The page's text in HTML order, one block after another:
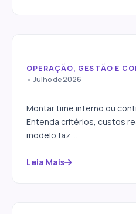
Como
OPERAÇÃO, GESTÃO E
• Julho de 2026
Montar time interno ou
Entenda critérios, custos
modelo faz ...
Leia Mais